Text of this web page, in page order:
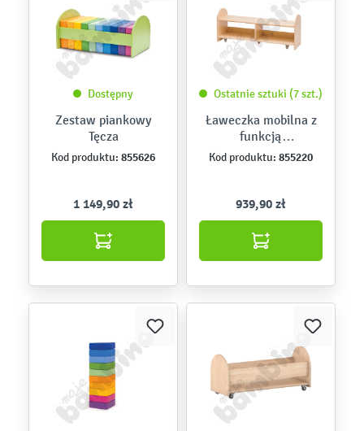
Dostępny
Zestaw piankowy
Tęcza
Kod produktu: 855626
1 149,90 zł
Ostatnie sztuki (7 szt.)
Ławeczka mobilna z
funkcją
przechowywania
Kod produktu: 855220
939,90 zł